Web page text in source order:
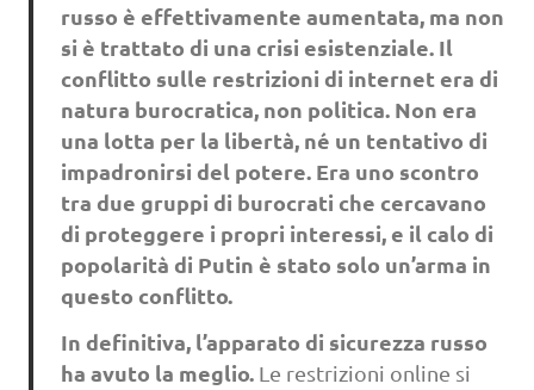
russo è effettivamente aumentata, ma non
si è trattato di una crisi esistenziale. Il
conflitto sulle restrizioni di internet era di
natura burocratica, non politica. Non era
una lotta per la libertà, né un tentativo di
impadronirsi del potere. Era uno scontro
tra due gruppi di burocrati che cercavano
di proteggere i propri interessi, e il calo di
popolarità di Putin è stato solo un’arma in
questo conflitto.
In definitiva, l’apparato di sicurezza russo
ha avuto la meglio.Le restrizioni online si